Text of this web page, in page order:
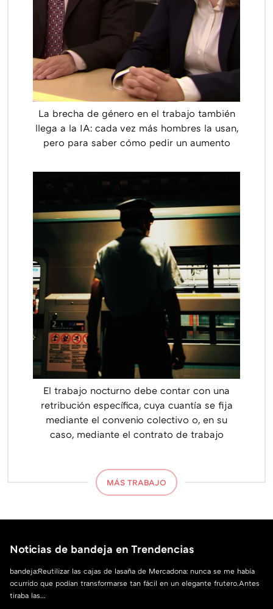
La brecha de género en el trabajo también
llega a la IA: cada vez más hombres la usan,
pero para saber cómo pedir un aumento
El trabajo nocturno debe contar con una
retribución específica, cuya cuantía se fija
mediante el convenio colectivo o, en su
caso, mediante el contrato de trabajo
MÁS TRABAJO
Noticias de bandeja en Trendencias
bandeja:Reutilizar las cajas de lasaña de Mercadona: nunca se me había
ocurrido que podían transformarse tan fácil en un elegante frutero.Antes
tiraba las...